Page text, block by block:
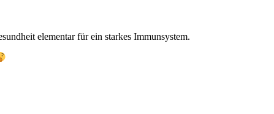
elementar für ein starkes Immunsystem.